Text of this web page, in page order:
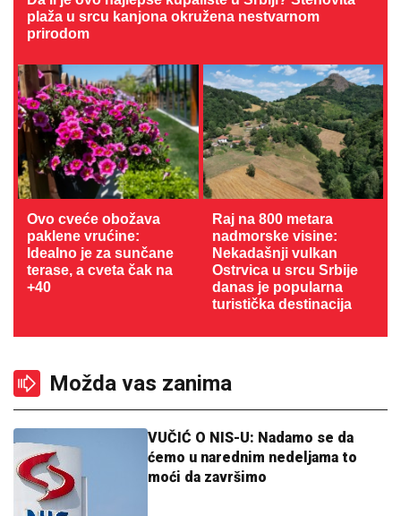
plaža u srcu kanjona okružena nestvarnom
prirodom
Ovo cveće obožava
paklene vrućine:
Idealno je za sunčane
terase, a cveta čak na
+40
Raj na 800 metara
nadmorske visine:
Nekadašnji vulkan
Ostrvica u srcu Srbije
danas je popularna
turistička destinacija
Možda vas zanima
VUČIĆ O NIS-U: Nadamo se da
ćemo u narednim nedeljama to
moći da završimo